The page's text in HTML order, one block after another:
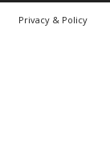
Privacy & Policy